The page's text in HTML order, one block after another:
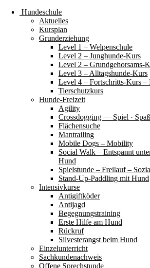
Hundeschule
Aktuelles
Kursplan
Grunderziehung
Level 1 – Welpenschule
Level 2 – Junghunde-Kurs
Level 2 – Grundgehorsams-
Level 3 – Alltagshunde-Kurs
Level 4 – Fortschritts-Kurs –
Tierschutzkurs
Hunde-Freizeit
Agility
Crossdogging — Spiel ·
Flächensuche
Mantrailing
Mobile Dogs – Mobility
Social Walk – Entspannt
Hund
Spielstunde – Freilauf –
Stand-Up-Paddling mit Hund
Intensivkurse
Antigiftköder
Antijagd
Begegnungstraining
Erste Hilfe am Hund
Rückruf
Silvesterangst beim Hund
Einzelunterricht
Sachkundenachweis
Offene Sprechstunde